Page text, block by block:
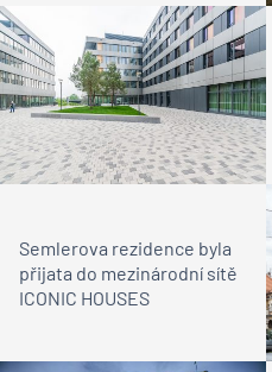
Semlerova rezidence byla
přijata do mezinárodní sítě
ICONIC HOUSES